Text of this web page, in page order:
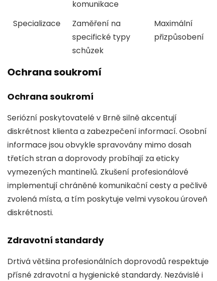
komunikace
Specializace
Zaměření na
specifické typy
schůzek
Maximální
přizpůsobení
Ochrana soukromí
Ochrana soukromí
Seriózní poskytovatelé v Brně silně akcentují
diskrétnost klienta a zabezpečení informací. Osobní
informace jsou obvykle spravovány mimo dosah
třetích stran a doprovody probíhají za eticky
vymezených mantinelů. Zkušení profesionálové
implementují chráněné komunikační cesty a pečlivě
zvolená místa, a tím poskytuje velmi vysokou úroveň
diskrétnosti.
Zdravotní standardy
Drtivá většina profesionálních doprovodů respektuje
přísné zdravotní a hygienické standardy. Nezávislé i